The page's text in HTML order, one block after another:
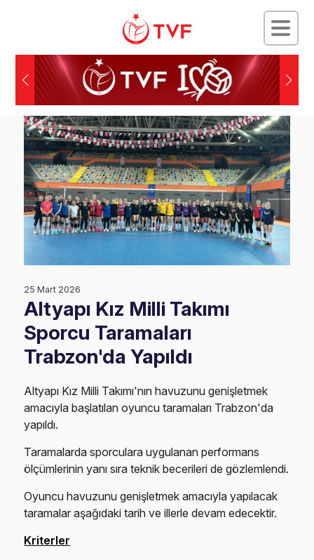
25 Mart 2026
Altyapı Kız Milli Takımı
Sporcu Taramaları
Trabzon'da Yapıldı
Altyapı Kız Milli Takımı'nın havuzunu genişletmek
amacıyla başlatılan oyuncu taramaları Trabzon'da
yapıldı.
Taramalarda sporculara uygulanan performans
ölçümlerinin yanı sıra teknik becerileri de gözlemlendi.
Oyuncu havuzunu genişletmek amacıyla yapılacak
taramalar aşağıdaki tarih ve illerle devam edecektir.
Kriterler